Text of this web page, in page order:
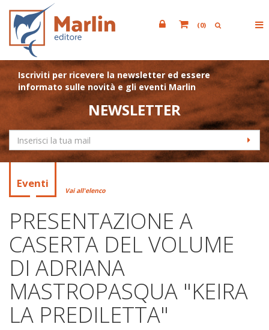
(0)
Iscriviti per ricevere la newsletter ed essere
informato sulle novità e gli eventi Marlin
NEWSLETTER
Eventi
Vai all'elenco
PRESENTAZIONE A
CASERTA DEL VOLUME
DI ADRIANA
MASTROPASQUA "KEIRA
LA PREDILETTA"